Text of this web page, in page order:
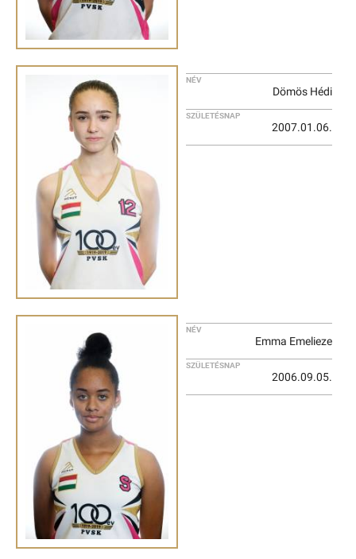
NÉV
Dömös Hédi
SZÜLETÉSNAP
2007.01.06.
NÉV
Emma Emelieze
SZÜLETÉSNAP
2006.09.05.